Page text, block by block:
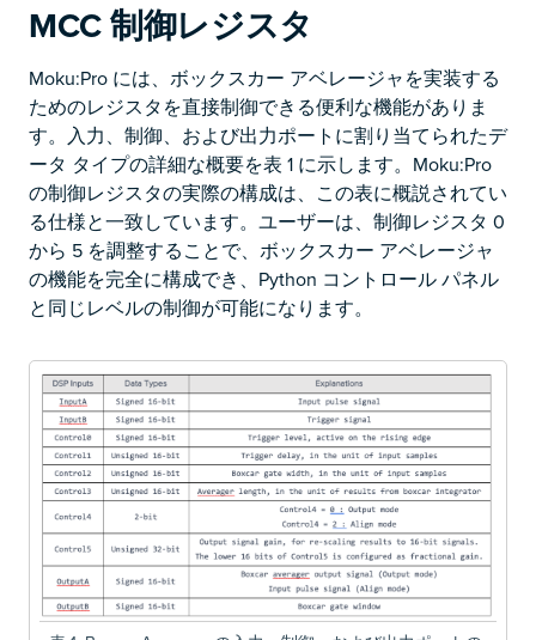
MCC 制御レジスタ
Moku:Pro には、ボックスカー アベレージャを実装する
ためのレジスタを直接制御できる便利な機能がありま
す。入力、制御、および出力ポートに割り当てられたデ
ータ タイプの詳細な概要を表 1 に示します。Moku:Pro
の制御レジスタの実際の構成は、この表に概説されてい
る仕様と一致しています。ユーザーは、制御レジスタ 0
から 5 を調整することで、ボックスカー アベレージャ
の機能を完全に構成でき、Python コントロール パネル
と同じレベルの制御が可能になります。